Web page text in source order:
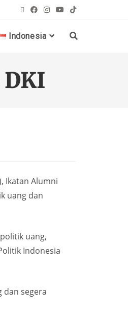
Indonesia
Ikatan Alumni
uang dan
uang,
Indonesia
dan segera